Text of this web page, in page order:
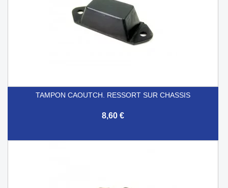
TAMPON CAOUTCH. RESSORT SUR CHASSIS
8,60 €